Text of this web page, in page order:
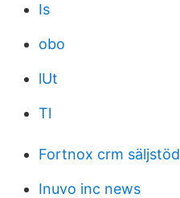
Is
obo
lUt
Tl
Fortnox crm säljstöd
Inuvo inc news